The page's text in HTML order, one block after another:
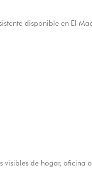
disponible en El
visibles de hogar, oficina o